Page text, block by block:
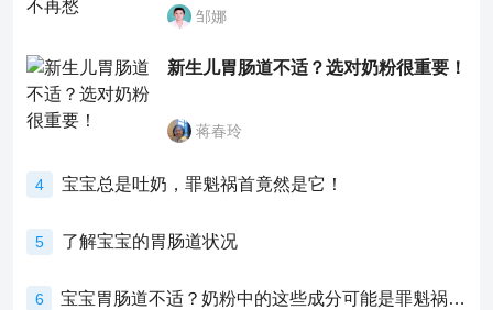
邹娜
新生儿胃肠道不适？选对奶粉很重要！
蒋春玲
4 宝宝总是吐奶，罪魁祸首竟然是它！
5 了解宝宝的胃肠道状况
6 宝宝胃肠道不适？奶粉中的这些成分可能是罪魁祸首！